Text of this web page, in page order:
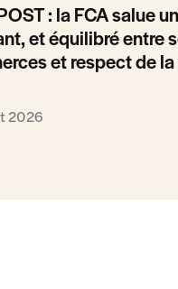
: la FCA salue
et équilibré entre
et respect de
2026